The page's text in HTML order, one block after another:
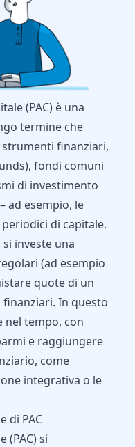
(PAC) è una
termine che
strumenti finanziari,
fondi comuni
di investimento
ad esempio, le
di capitale.
investe una
(ad esempio
quote di un
In questo
nel tempo, con
e raggiungere
come
integrativa o le
di PAC
(PAC) si